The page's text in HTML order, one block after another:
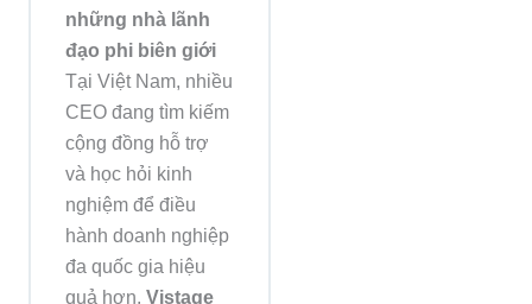
những nhà lãnh
đạo phi biên giới
Tại Việt Nam, nhiều
CEO đang tìm kiếm
cộng đồng hỗ trợ
và học hỏi kinh
nghiệm để điều
hành doanh nghiệp
đa quốc gia hiệu
quả hơn.Vistage